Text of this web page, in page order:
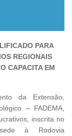
PARA
REGIONAIS
CAPACITA EM
da Extensão,
– FADEMA,
inscrita no
à Rodovia